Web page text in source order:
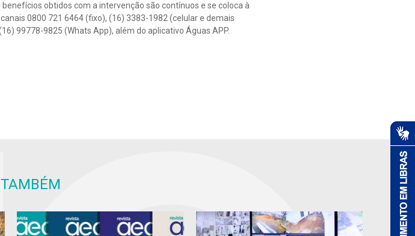
obtidos com a intervenção são contínuos e se coloca à
0800 721 6464 (fixo), (16) 3383-1982 (celular e demais
99778-9825 (Whats App), além do aplicativo Águas APP.